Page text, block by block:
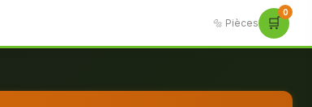
🔩 Pièces 🛒
0